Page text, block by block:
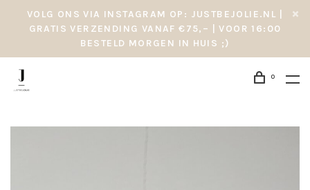
VOLG ONS VIA INSTAGRAM OP: JUSTBEJOLIE.NL |
GRATIS VERZENDING VANAF €75,– | VOOR 16:00
BESTELD MORGEN IN HUIS ;)
0